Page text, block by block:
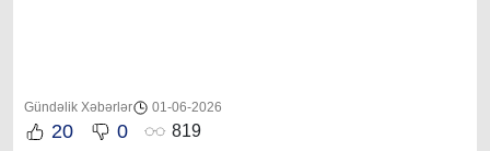
Gündəlik Xəbərlər 01-06-2026
20 0 819